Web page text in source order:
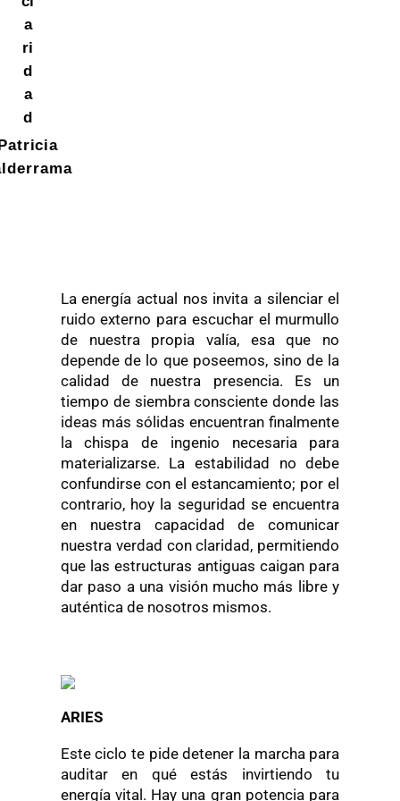
a
ri
d
a
d
La energía actual nos invita a silenciar el
ruido externo para escuchar el murmullo
de nuestra propia valía, esa que no
depende de lo que poseemos, sino de la
calidad de nuestra presencia. Es un
tiempo de siembra consciente donde las
ideas más sólidas encuentran finalmente
la chispa de ingenio necesaria para
materializarse. La estabilidad no debe
confundirse con el estancamiento; por el
contrario, hoy la seguridad se encuentra
en nuestra capacidad de comunicar
nuestra verdad con claridad, permitiendo
que las estructuras antiguas caigan para
dar paso a una visión mucho más libre y
auténtica de nosotros mismos.
ARIES
Este ciclo te pide detener la marcha para
auditar en qué estás invirtiendo tu
energía vital. Hay una gran potencia para